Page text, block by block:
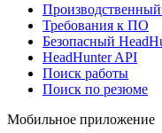
Производственный
Требования к ПО
Безопасный
HeadHunter API
Поиск работы
Поиск по резюме
Мобильное приложение